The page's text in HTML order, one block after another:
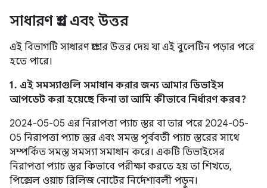
সাধারণ প্রশ্ন এবং উত্তর
এই বিভাগটি সাধারণ প্রশ্নের উত্তর দেয় যা এই বুলেটিন পড়ার পরে
হতে পারে।
1. এই সমস্যাগুলি সমাধান করার জন্য আমার ডিভাইস
আপডেট করা হয়েছে কিনা তা আমি কীভাবে নির্ধারণ করব?
2024-05-05 এর নিরাপত্তা প্যাচ স্তর বা তার পরে 2024-05-
05 নিরাপত্তা প্যাচ স্তর এবং সমস্ত পূর্ববর্তী প্যাচ স্তরের সাথে
সম্পর্কিত সমস্ত সমস্যা সমাধান করে। একটি ডিভাইসের
নিরাপত্তা প্যাচ স্তর কিভাবে পরীক্ষা করতে হয় তা শিখতে,
পিক্সেল ওয়াচ রিলিজ নোটের নির্দেশাবলী পড়ুন।